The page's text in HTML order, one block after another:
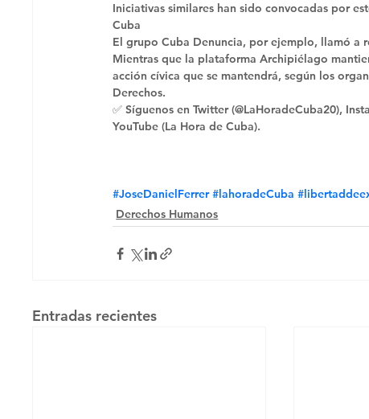
Iniciativas similares han sido convocadas por
Cuba
El grupo Cuba Denuncia, por ejemplo, llamó a
Mientras que la plataforma Archipiélago
acción cívica que se mantendrá, según los
Derechos.
✅ Síguenos en Twitter (@LaHoradeCuba20),
YouTube (La Hora de Cuba).
#JoseDanielFerrer #lahoradeCuba
Derechos Humanos
Entradas recientes